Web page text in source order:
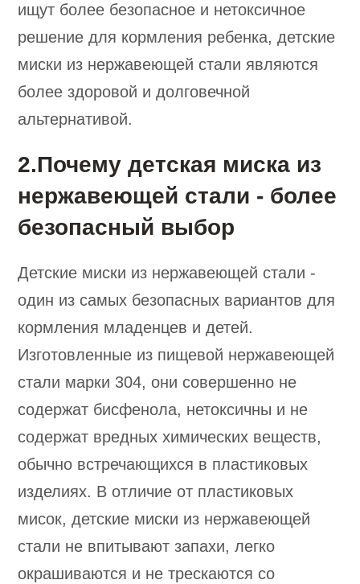
ищут более безопасное и нетоксичное
решение для кормления ребенка, детские
миски из нержавеющей стали являются
более здоровой и долговечной
альтернативой.
2.Почему детская миска из
нержавеющей стали - более
безопасный выбор
Детские миски из нержавеющей стали -
один из самых безопасных вариантов для
кормления младенцев и детей.
Изготовленные из пищевой нержавеющей
стали марки 304, они совершенно не
содержат бисфенола, нетоксичны и не
содержат вредных химических веществ,
обычно встречающихся в пластиковых
изделиях. В отличие от пластиковых
мисок, детские миски из нержавеющей
стали не впитывают запахи, легко
окрашиваются и не трескаются со